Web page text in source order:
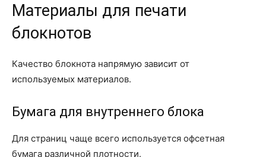
Материалы для печати
блокнотов
Качество блокнота напрямую зависит от
используемых материалов.
Бумага для внутреннего блока
Для страниц чаще всего используется офсетная
бумага различной плотности.